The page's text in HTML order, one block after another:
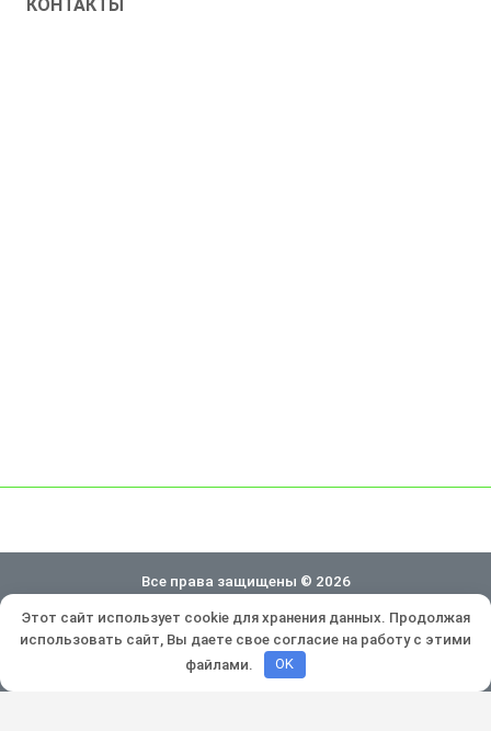
КОНТАКТЫ
Все права защищены © 2026
Политика конфиденциальности
Разработка и продвижение:
Этот сайт использует cookie для хранения данных. Продолжая
использовать сайт, Вы даете свое согласие на работу с этими
файлами.
OK